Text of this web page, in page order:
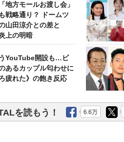
地方モールお渡し会」
戦略通り？ ドームツ
山田涼介との差と
上の明暗
YouTube開設も…ビ
あるカップル匂わせに
疲れた》の飽き反応
を読もう！ 6.6万